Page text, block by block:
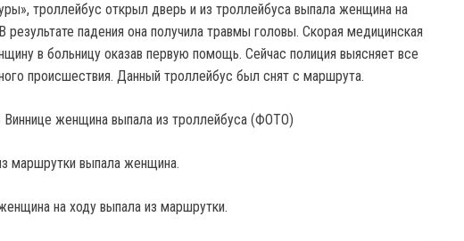
троллейбус открыл дверь и из троллейбуса выпала женщина на
результате падения она получила травмы головы. Скорая медицинская
в больницу оказав первую помощь. Сейчас полиция выясняет все
происшествия. Данный троллейбус был снят с маршрута.
маршрутки выпала женщина.
на ходу выпала из маршрутки.